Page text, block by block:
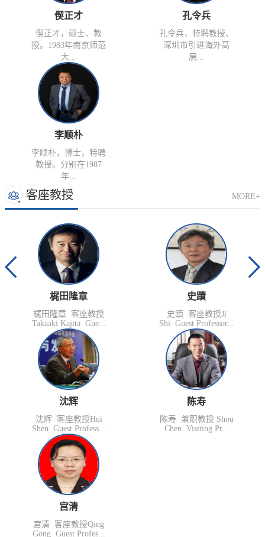
偰正才
偰正才，硕士、教
授。1983年南京师范
大...
孔令兵
孔令兵，特聘教授、
深圳市引进海外高
层...
李顺朴
李顺朴，博士，特聘
教授。分别在1987
年...
客座教授 MORE+
梶田隆章
梶田隆章 客座教授
Takaaki Kajita Gue...
史蹟
史蹟 客座教授Ji
Shi Guest Professor...
沈辉
沈辉 客座教授Hui
Shen Guest Profess...
陈寿
陈寿 兼职教授 Shou
Chen Visiting Pr...
宫清
宫清 客座教授Qing
Gong Guest Profes...